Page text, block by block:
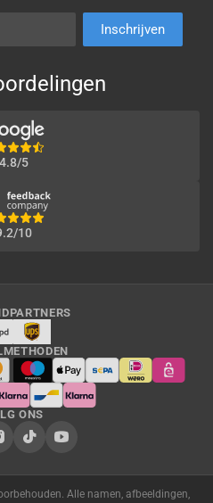
Inschrijven
4.8/5
10
ONS
Alle namen, afbeeldingen,